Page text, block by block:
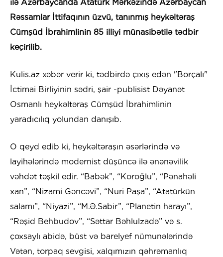
ilə Azərbaycanda Atatürk Mərkəzində Azərbaycan
Rəssamlar İttifaqının üzvü, tanınmış heykəltəraş
Cümşüd İbrahimlinin 85 illiyi münasibətilə tədbir
keçirilib.
Kulis.az xəbər verir ki, tədbirdə çıxış edən "Borçalı"
İctimai Birliyinin sədri, şair -publisist Dəyanət
Osmanlı heykəltəraş Cümşüd İbrahimlinin
yaradıcılıq yolundan danışıb.
O qeyd edib ki, heykəltəraşın əsərlərində və
layihələrində modernist düşüncə ilə ənənəvilik
vəhdət təşkil edir. “Babək”, “Koroğlu”, “Pənahəli
xan”, “Nizami Gəncəvi”, “Nuri Paşa”, “Atatürkün
salamı”, “Niyazi”, “M.Ə.Sabir”, “Planetin harayı”,
“Rəşid Behbudov”, “Səttar Bəhlulzadə” və s.
çoxsaylı abidə, büst və barelyef nümunələrində
Vətən, torpaq sevgisi, xalqımızın qəhrəmanlıq